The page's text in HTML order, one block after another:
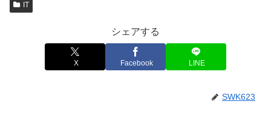
IT
シェアする
X Facebook LINE
SWK623